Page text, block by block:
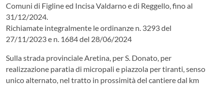
Comuni di Figline ed Incisa Valdarno e di Reggello, fino al
31/12/2024.
Richiamate integralmente le ordinanze n. 3293 del
27/11/2023 e n. 1684 del 28/06/2024
Sulla strada provinciale Aretina, per S. Donato, per
realizzazione paratia di micropali e piazzola per tiranti, senso
unico alternato, nel tratto in prossimità del cantiere dal km